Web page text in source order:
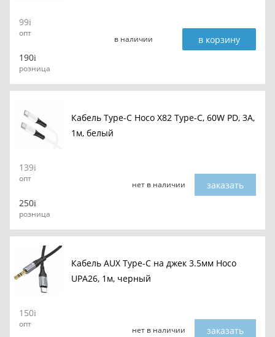
99
опт
190
розница
в наличии в корзину
Кабель Type-C Hoco X82 Type-C, 60W PD, 3A,
1м, белый
139
опт
250
розница
нет в наличии заказать
Кабель AUX Type-C на джек 3.5мм Hoco
UPA26, 1м, черный
150
опт
нет в наличии заказать